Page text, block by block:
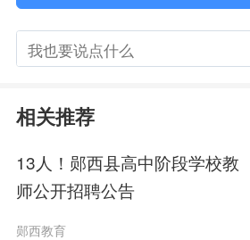
业创业证》第7页就
3.招聘人员年龄
（1976年1月1日以后出
上学历，身体健康，遵
相关推荐
13人！郧西县高中阶段学校教
师公开招聘公告
郧西教育